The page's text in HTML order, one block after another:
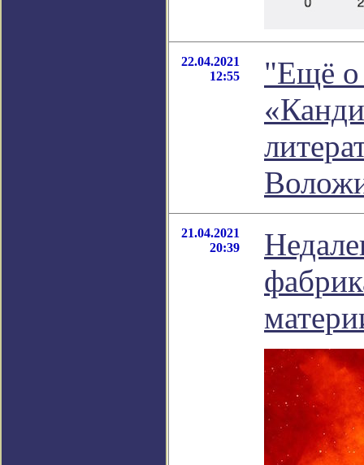
22.04.2021
12:55
"Ещё о
21.04.2021
20:39